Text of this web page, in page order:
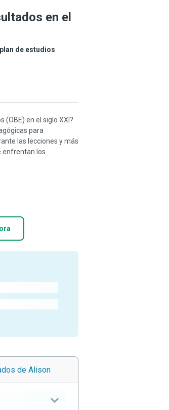
en el
de estudios
en el siglo XXI?
para
las lecciones y más
enfrentan los
de Alison